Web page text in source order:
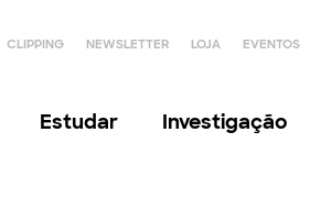
CLIPPING NEWSLETTER LOJA EVENTOS
Estudar Investigação